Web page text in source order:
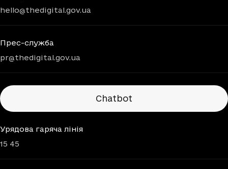
hello@thedigital.gov.ua
Прес-служба
pr@thedigital.gov.ua
Chatbots
Chatbot
Урядова гаряча лінія
15 45